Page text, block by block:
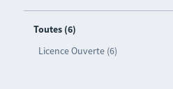
Toutes (6)
Licence Ouverte (6)